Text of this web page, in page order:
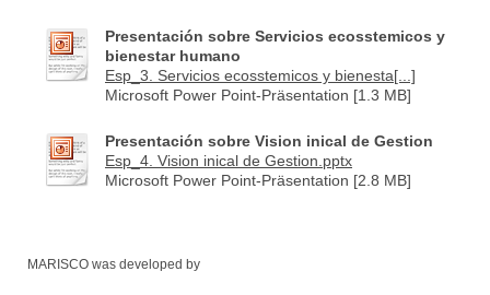
Presentación sobre Servicios ecosstemicos y
bienestar humano
Esp_3. Servicios ecosstemicos y bienesta[...]
Microsoft Power Point-Präsentation [1.3 MB]
Presentación sobre Vision inical de Gestion
Esp_4. Vision inical de Gestion.pptx
Microsoft Power Point-Präsentation [2.8 MB]
MARISCO was developed by